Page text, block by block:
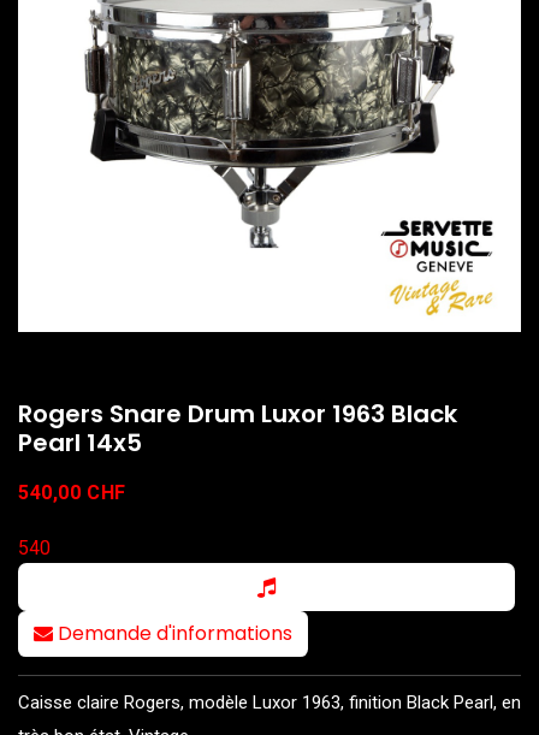
Rogers Snare Drum Luxor 1963 Black
Pearl 14x5
540,00 CHF
540
Demande d'informations
Caisse claire Rogers, modèle Luxor 1963, finition Black Pearl, en